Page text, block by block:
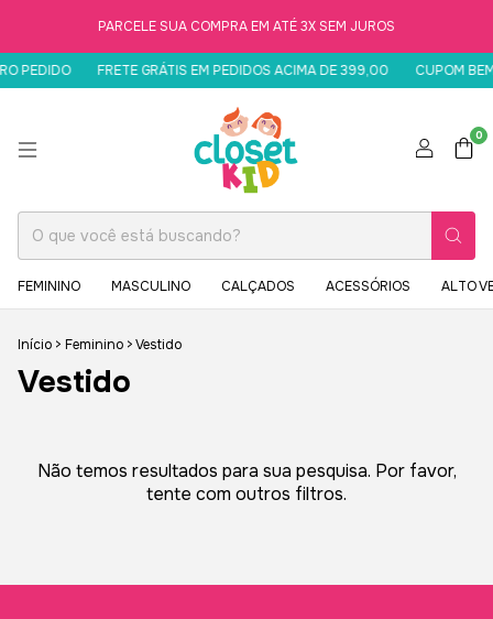
PARCELE SUA COMPRA EM ATÉ 3X SEM JUROS
PEDIDO FRETE GRÁTIS EM PEDIDOS ACIMA DE 399,00 CUPOM
0
FEMININO MASCULINO CALÇADOS ACESSÓRIOS ALTO
Início > Feminino >Vestido
Vestido
Não temos resultados para sua pesquisa. Por favor,
tente com outros filtros.